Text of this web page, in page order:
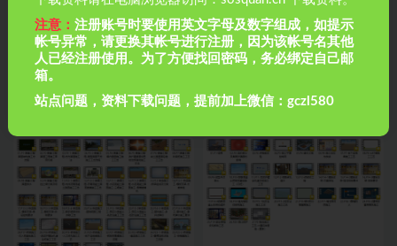
36集BIM动画施工工艺 市政《施工动画》
注意：注册账号时要使用英文字母及数字组成，如提示
帐号异常，请更换其帐号进行注册，因为该帐号名其他
人已经注册使用。为了方便找回密码，务必绑定自己邮
箱。
站点问题，资料下载问题，提前加上微信：gczl580